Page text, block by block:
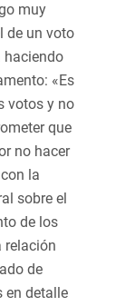
muy
de un voto
haciendo
«Es
votos y no
que
no hacer
la
sobre el
de los
relación
de
en detalle